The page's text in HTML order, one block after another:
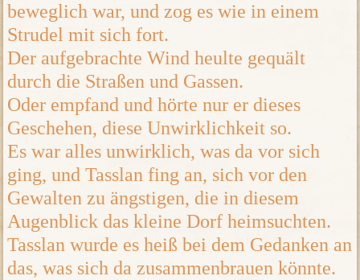
beweglich war, und zog es wie in einem
Strudel mit sich fort.
Der aufgebrachte Wind heulte gequält
durch die Straßen und Gassen.
Oder empfand und hörte nur er dieses
Geschehen, diese Unwirklichkeit so.
Es war alles unwirklich, was da vor sich
ging, und Tasslan fing an, sich vor den
Gewalten zu ängstigen, die in diesem
Augenblick das kleine Dorf heimsuchten.
Tasslan wurde es heiß bei dem Gedanken an
das, was sich da zusammenbrauen könnte.